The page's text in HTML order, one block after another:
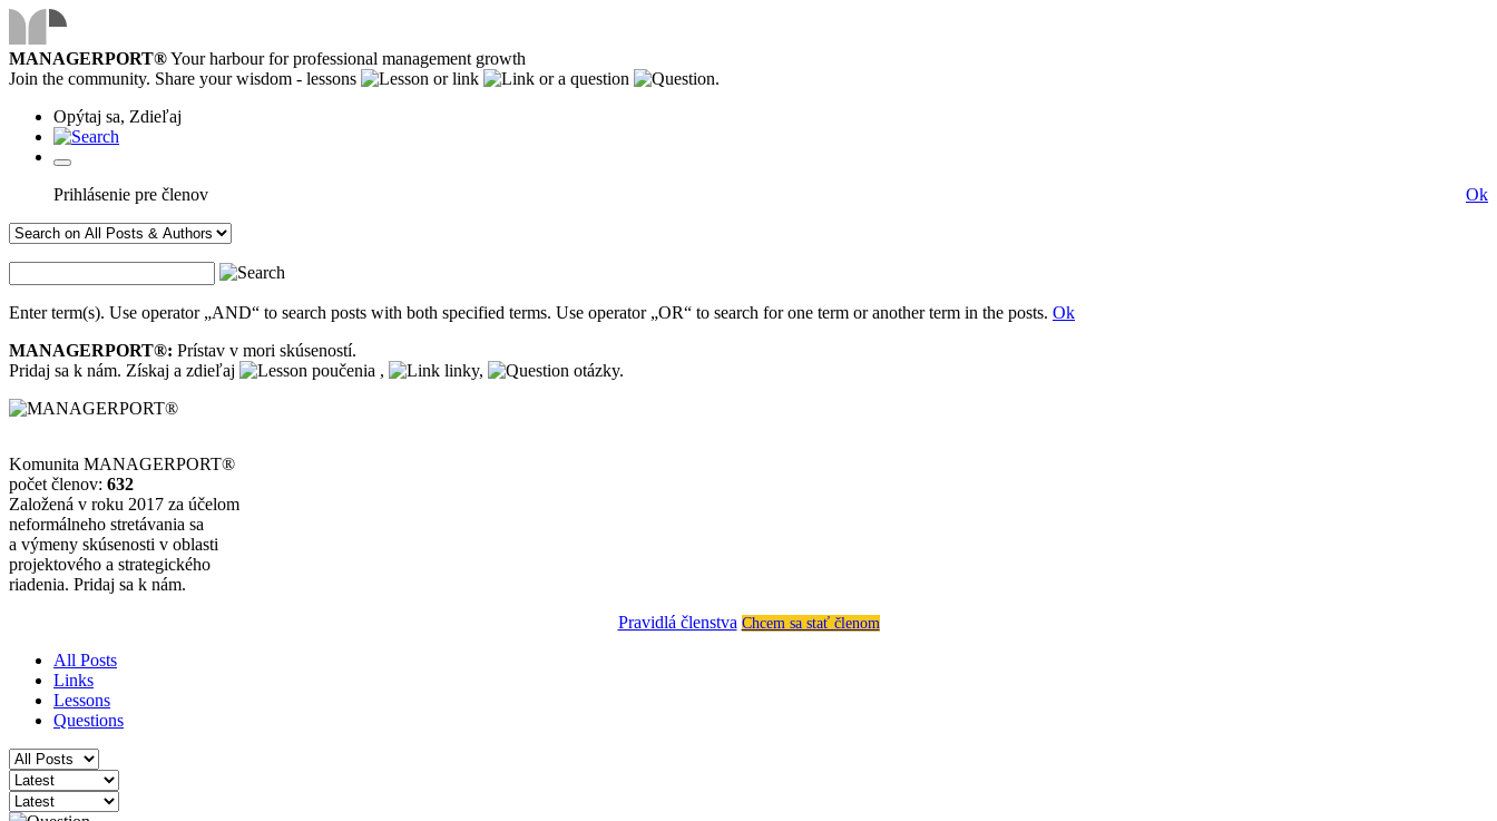
MANAGERPORT®Your harbour for professional management growth
Join the community. Share your wisdom - lessons
or link or a question
.
Opýtaj sa, Zdieľaj
Ok
Prihlásenie pre členov
Enter term(s). Use operator „AND“ to search posts with both specified terms. Use operator „OR“ to search for one term or another term in the posts. Ok
MANAGERPORT®: Prístav v mori skúseností.
Pridaj sa k nám. Získaj a zdieľaj
poučenia , linky, otázky.
Komunita MANAGERPORT®
počet členov: 632
Založená v roku 2017 za účelom
neformálneho stretávania sa
a výmeny skúsenosti v oblasti
projektového a strategického
riadenia. Pridaj sa k nám.
Pravidlá členstva Chcem sa stať členom
All Posts
Links
Lessons
Questions